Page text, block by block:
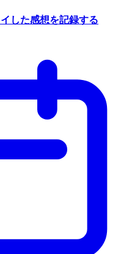
した感想を記録する